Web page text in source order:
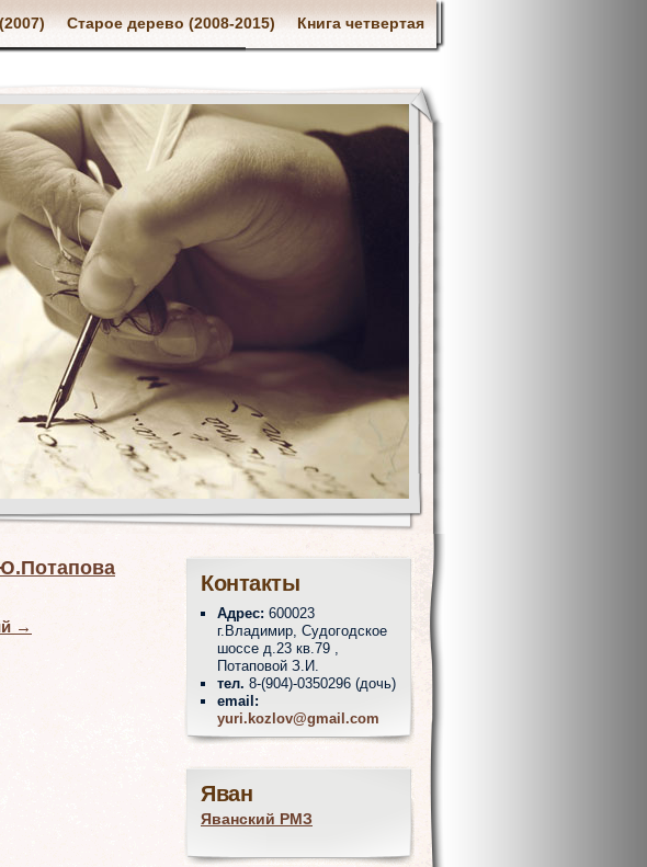
Старое дерево (2008-2015) Книга четвертая
→
Контакты
Адрес: 600023
г.Владимир, Судогодское
шоссе д.23 кв.79 ,
Потаповой З.И.
тел. 8-(904)-0350296 (дочь)
email:
yuri.kozlov@gmail.com
Яван
Яванский РМЗ